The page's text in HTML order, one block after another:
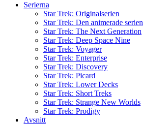
Serierna
Star Trek: Originalserien
Star Trek: Den animerade serien
Star Trek: The Next Generation
Star Trek: Deep Space Nine
Star Trek: Voyager
Star Trek: Enterprise
Star Trek: Discovery
Star Trek: Picard
Star Trek: Lower Decks
Star Trek: Short Treks
Star Trek: Strange New Worlds
Star Trek: Prodigy
Avsnitt